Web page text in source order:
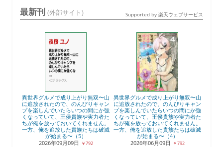
最新刊 (外部サイト) Supported by 楽天ウェブサービス
異世界グルメで成り上がり無双〜山
に追放されたので、のんびりキャン
プを楽しんでいたらいつの間にか強
くなっていて、王侯貴族や実力者た
ちが俺を放っておいてくれません。
一方、俺を追放した貴族たちは破滅
が始まる〜（5）
2026年09月09日
￥792
異世界グルメで成り上がり無双〜山
に追放されたので、のんびりキャン
プを楽しんでいたらいつの間にか強
くなっていて、王侯貴族や実力者た
ちが俺を放っておいてくれません。
一方、俺を追放した貴族たちは破滅
が始まる〜（4）
2026年06月09日
￥792